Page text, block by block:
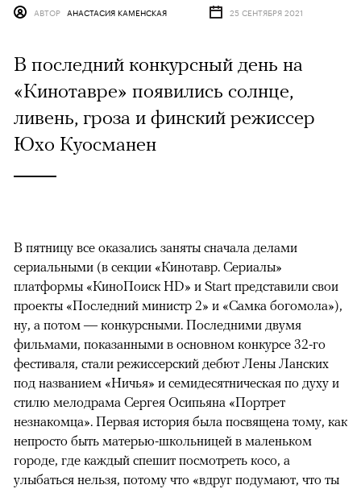
АВТОР АНАСТАСИЯ КАМЕНСКАЯ 25 СЕНТЯБРЯ 2021
В последний конкурсный день на
«Кинотавре» появились солнце,
ливень, гроза и финский режиссер
Юхо Куосманен
В пятницу все оказались заняты сначала делами
сериальными (в секции «Кинотавр. Сериалы»
платформы «КиноПоиск HD» и Start представили свои
проекты «Последний министр 2» и «Самка богомола»),
ну, а потом — конкурсными. Последними двумя
фильмами, показанными в основном конкурсе 32-го
фестиваля, стали режиссерский дебют Лены Ланских
под названием «Ничья» и семидесятническая по духу и
стилю мелодрама Сергея Осипьяна «Портрет
незнакомца». Первая история была посвящена тому, как
непросто быть матерью-школьницей в маленьком
городе, где каждый спешит посмотреть косо, а
улыбаться нельзя, потому что «вдруг подумают, что ты